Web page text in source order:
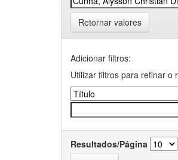
Retornar valores
Adicionar filtros:
Utilizar filtros para refinar o
Resultados/Página